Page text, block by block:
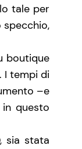
tale per
boutique
I tempi di
–e
questo
sia stata